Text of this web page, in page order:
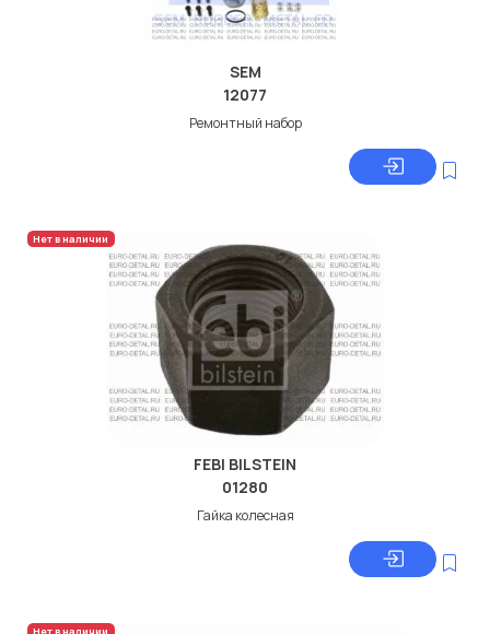
SEM
12077
Ремонтный набор
Нет в наличии
FEBI BILSTEIN
01280
Гайка колесная
Нет в наличии